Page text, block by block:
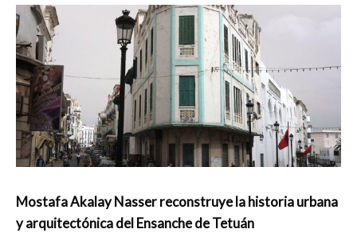
Mostafa Akalay Nasser reconstruye la historia urbana
y arquitectónica del Ensanche de Tetuán